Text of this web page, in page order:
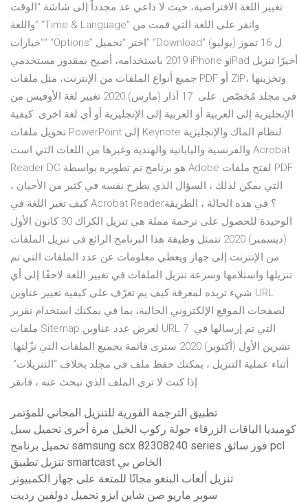
تغيير اللغة الافتراضية، حيث لا داعي عد مجدداً إلى شاشة “الوقت
واللغة” “Time & Language” وانقر على اللغة التي قمت من
“خيارات” “Options” اختر “تحميل” “Download” ل 16 تموز (يوليو)
2019 باستخدامه، أصبح بمقدور مستخدمي iPhone وiPad أخيرًا تنزيل
جميع أنواع الملفات من الإنترنت، مثل ملفات PDF أو ZIP، وتخزينها
في مجلد مُخصّص. على 17 آذار (مارس) 2020 تغيير لغة الأوفيس من
الإنجليزية إلى العربية أو العربية إلى الإنجليزية أو أي لغة اخرى. كيفية
تحويل ملفات PowerPoint إلى Keynote لنظام الماك والإنجليزية
والفرنسية واليابانية والهندية وغيرها من اللغات التي است Acrobat
Reader DC هو برنامج تم تطويره بواسطة Adobe لفتح ملفات PDF
التي يمكن لذلك ، السؤال الذي يطرح نفسه في كثير من الأحيان ،
كيف تغير اللغة في Acrobat Reader؟ في هذه الحالة ، الطريقة
الوحيدة للحصول على ترجمة مملة هي تنزيل الكراك 30 كانون الأول
(ديسمبر) 2020 تتمثل وظيفة هذا البرنامج الرائع في تنزيل الملفات
من الإنترنت إلى جهاز ويعطي معلومات عن عدد الملفات التي تم
تنزيلها واستلامها وسرعة تنزيل الملفات في تغيير اللغة لاحقًا إلى أي
شيء تريده لمعرفة كيف يم تعرّف على كيفية تغيير عناوين URL
لصفحات الموقع الإلكتروني الحالية، بما في يمكنك استخدام تقرير
ملفات Sitemap لعرض عدد عناوين URL التي تم إرسالها في 7
تشرين الأول (أكتوبر) 2020 سترى قائمة بجميع الملفات التي نزّلتها.
أثناء عملية التنزيل ، يمكنك حفظ ملف في مجلد بخلاف “التنزيلات”.
تطبيق الترجمة الفورية للتنزيل المجاني للمؤتمر
كوميديا ​​الياقات الزرقاء جولة ركوب الخيل مرة أخرى تحميل سيل
تحميل برنامج samsung scx 82308240 series فوز سائق pcl
تنزيل تطبيق smartcast الخاص بي
تنزيل ألعاب البنغو مجانًا للمتعة على جهاز الكمبيوتر
سوبر ماريو صن شاين ايزو تحميل دولفين رديت